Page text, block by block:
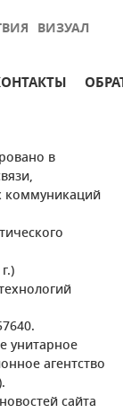
ВИЗУАЛ
в
коммуникаций
унитарное
агентство
сайта